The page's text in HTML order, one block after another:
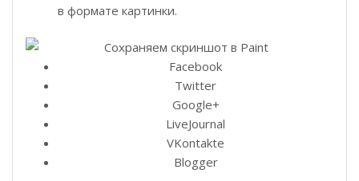
в формате картинки.
Facebook
Twitter
Google+
LiveJournal
VKontakte
Blogger